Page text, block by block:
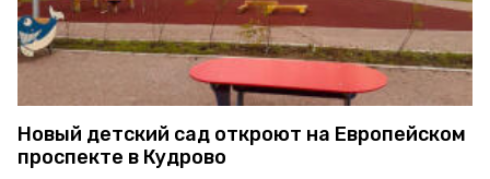
Новый детский сад откроют на Европейском
проспекте в Кудрово